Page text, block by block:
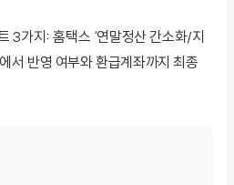
3가지: 홈택스 ‘연말정산 간소화/지
서 반영 여부와 환급계좌까지 최종